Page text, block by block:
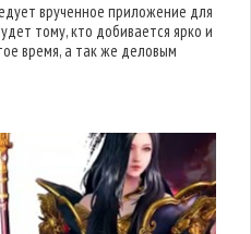
врученное приложение для
тому, кто добивается ярко и
время, а так же деловым